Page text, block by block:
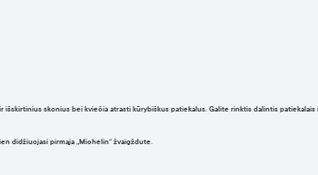
skonius bei kviečia atrasti kūrybiškus patiekalus. Galite rinktis dalintis
didžiuojasi pirmąja „Michelin“ žvaigždute.